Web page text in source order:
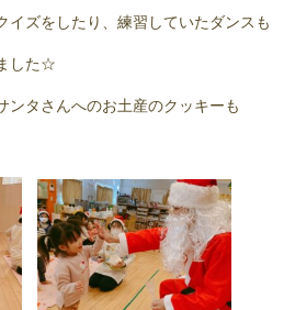
イズをしたり、練習していたダンスも
した☆
ンタさんへのお土産のクッキーも